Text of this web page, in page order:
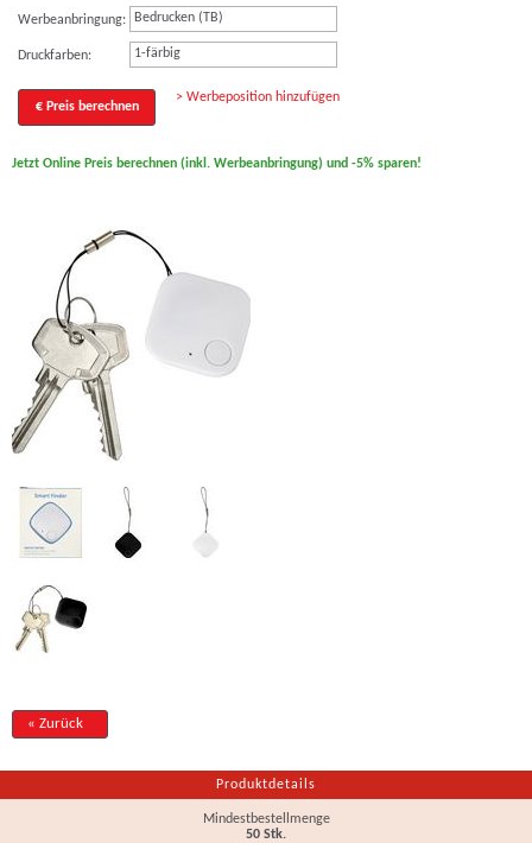
Werbeanbringung: Bedrucken (TB)
Druckfarben: 1-färbig
€ Preis berechnen
> Werbeposition hinzufügen
Jetzt Online Preis berechnen (inkl. Werbeanbringung) und -5% sparen!
« Zurück
Produktdetails
Mindestbestellmenge
50 Stk.